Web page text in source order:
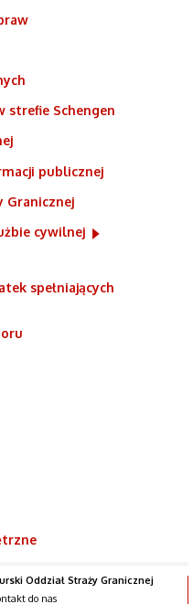
strefie Schengen
publicznej
Granicznej
cywilnej
spełniających
Oddział Straży Granicznej
do nas